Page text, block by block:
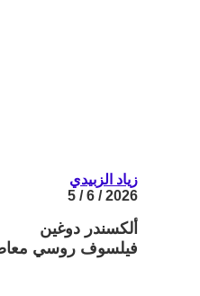
زياد الزبيدي
2026 / 6 / 5
ألكسندر دوغين
فيلسوف روسي